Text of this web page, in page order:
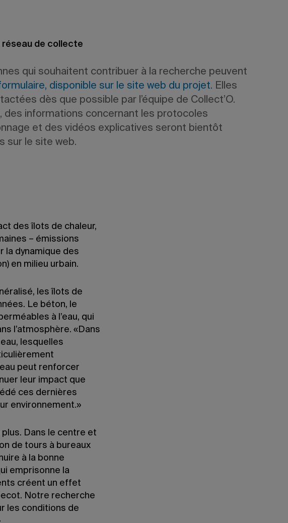
réseau de collecte
qui souhaitent contribuer à la recherche peuvent
disponible sur le site web du projet. Elles
dès que possible par l’équipe de Collect’O.
des informations concernant les protocoles
et des vidéos explicatives seront bientôt
sur le site web.
des îlots de chaleur,
– émissions
la dynamique des
en milieu urbain.
les îlots de
Le béton, le
à l’eau, qui
l’atmosphère. «Dans
lesquelles
peut renforcer
leur impact que
ces dernières
environnement.»
plus. Dans le centre et
de tours à bureaux
à la bonne
emprisonne la
créent un effet
Notre recherche
les conditions de